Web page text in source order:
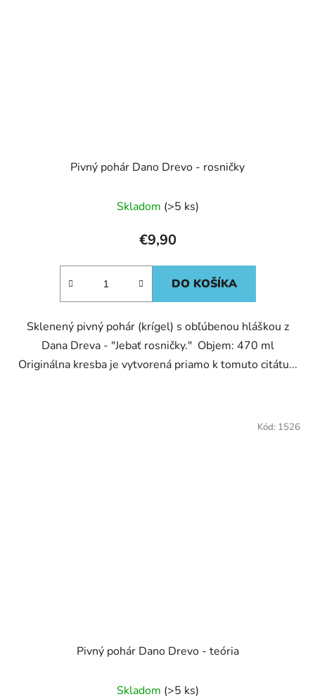
Pivný pohár Dano Drevo - rosničky
Skladom (>5 ks)
€9,90
DO KOŠÍKA
Sklenený pivný pohár (krígel) s obľúbenou hláškou z
Dana Dreva - "Jebať rosničky." Objem: 470 ml
Originálna kresba je vytvorená priamo k tomuto citátu...
Pivný pohár Dano Drevo - teória
Skladom (>5 ks)
Kód: 1526